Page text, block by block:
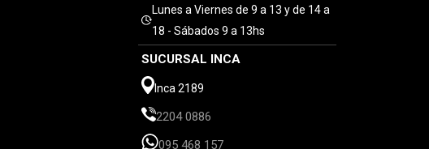
Lunes a Viernes de 9 a 13 y de 14 a
18 - Sábados 9 a 13hs
SUCURSAL INCA
Inca 2189
2204 0886
095 468 157